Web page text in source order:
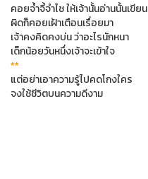
คอยจ้ำจี้จำไช ให้เจ้านั้นอ่านนั้นเขียน
ผิดก็คอยเฝ้าเตือนเรื่อยมา
เจ้าคงคิดคงบ่น ว่าอะไรนักหนา
เด็กน้อยวันหนึ่งเจ้าจะเข้าใจ
**
แต่อย่าเอาความรู้ไปคดโกงใคร
จงใช้ชีวิตบนความดีงาม